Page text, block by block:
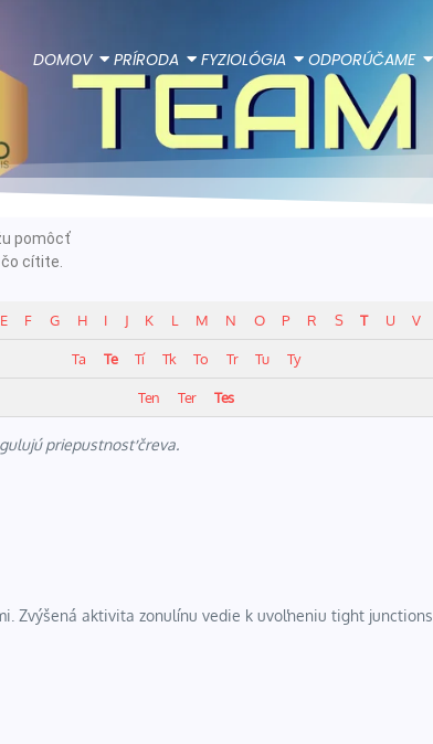
DOMOV PRÍRODA FYZIOLÓGIA ODPORÚČAME
pomôcť
cítite.
E F G H I J K L M N O P R S T U V
Ta Te Tí Tk To Tr Tu Ty
Ten Ter Tes
priepustnosť čreva.
Zvýšená aktivita zonulínu vedie k uvoľneniu tight